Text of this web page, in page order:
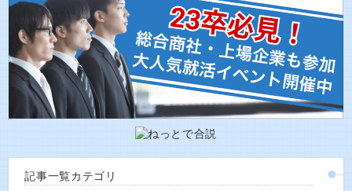
記事一覧カテゴリ